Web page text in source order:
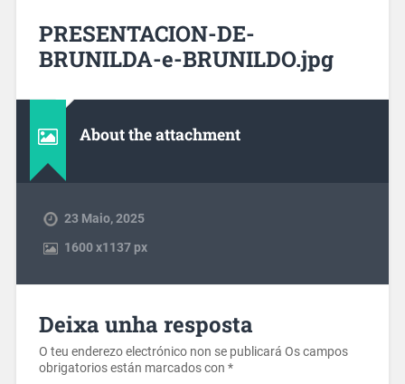
PRESENTACION-DE-
BRUNILDA-e-BRUNILDO.jpg
About the attachment
23 Maio, 2025
1600x1137 px
Deixa unha resposta
O teu enderezo electrónico non se publicará Os campos
obrigatorios están marcados con *